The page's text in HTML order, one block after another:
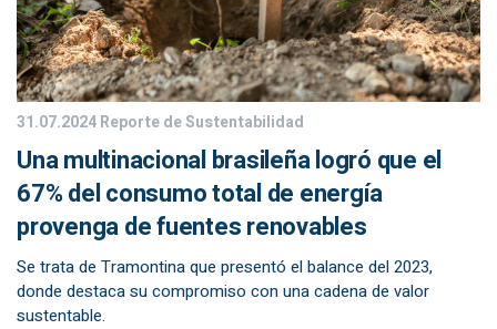
31.07.2024Reporte de Sustentabilidad
Una multinacional brasileña logró que el
67% del consumo total de energía
provenga de fuentes renovables
Se trata de Tramontina que presentó el balance del 2023,
donde destaca su compromiso con una cadena de valor
sustentable.